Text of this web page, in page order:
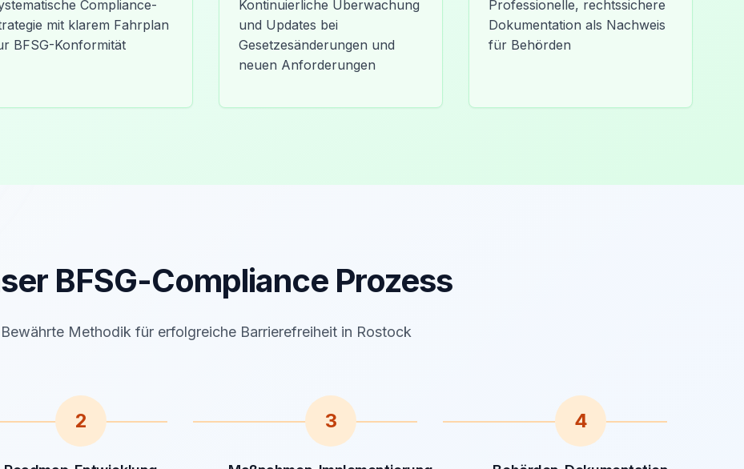
Compliance-
mit klarem Fahrplan
BFSG-Konformität
Kontinuierliche Überwachung
und Updates bei
Gesetzesänderungen und
neuen Anforderungen
Professionelle, rechtssichere
Dokumentation als Nachweis
für Behörden
BFSG-Compliance Prozess
Bewährte Methodik für erfolgreiche Barrierefreiheit in Rostock
2 3 4